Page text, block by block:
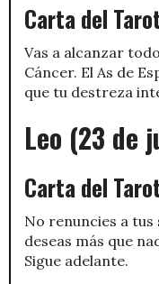
Carta del
Vas a alcanzar
Cáncer. El As de
que tu destreza
Leo (23 de
Carta del
No renuncies a tus
deseas más que
Sigue adelante.